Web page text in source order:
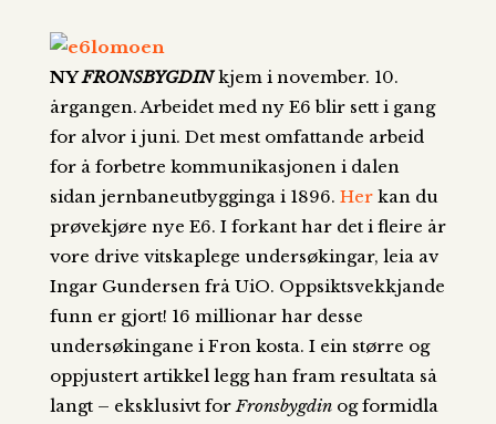
NYFRONSBYGDIN kjem i november. 10.
årgangen. Arbeidet med ny E6 blir sett i gang
for alvor i juni. Det mest omfattande arbeid
for å forbetre kommunikasjonen i dalen
sidan jernbaneutbygginga i 1896. Her kan du
prøvekjøre nye E6. I forkant har det i fleire år
vore drive vitskaplege undersøkingar, leia av
Ingar Gundersen frå UiO. Oppsiktsvekkjande
funn er gjort! 16 millionar har desse
undersøkingane i Fron kosta. I ein større og
oppjustert artikkel legg han fram resultata så
langt – eksklusivt forFronsbygdin og formidla